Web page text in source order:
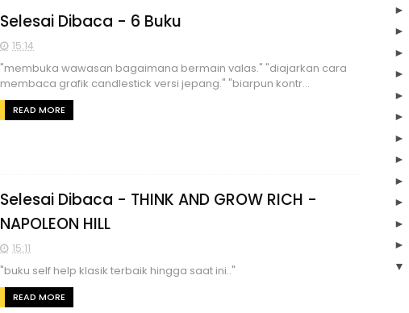
Selesai Dibaca - 6 Buku
15:14
"membuka wawasan bagaimana bermain valas." "diajarkan cara
membaca grafik candlestick versi jepang." "biarpun kontr...
READ MORE
Selesai Dibaca - THINK AND GROW RICH -
NAPOLEON HILL
15:11
"buku self help klasik terbaik hingga saat ini.."
READ MORE
►
►
►
►
►
►
►
►
►
►
►
►
▼